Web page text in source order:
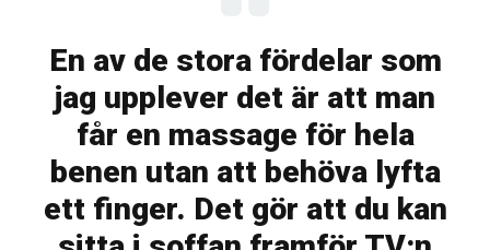
En av de stora fördelar som
jag upplever det är att man
får en massage för hela
benen utan att behöva lyfta
ett finger. Det gör att du kan